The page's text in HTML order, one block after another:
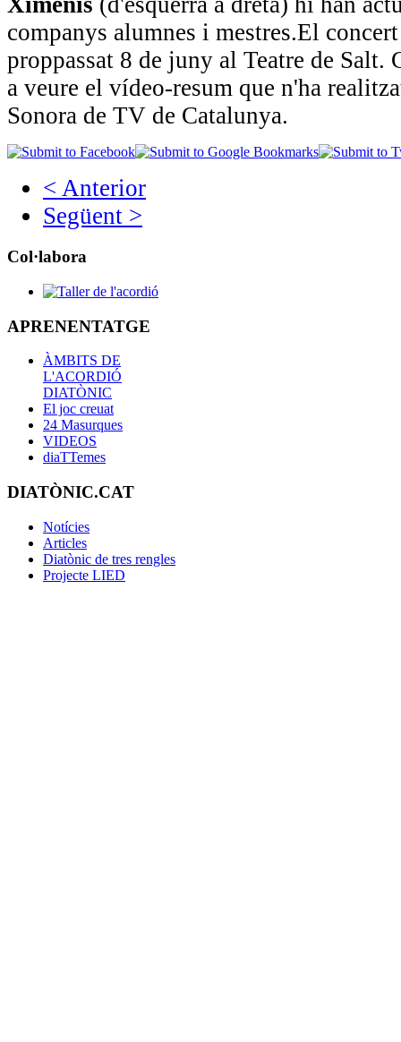
companys alumnes i mestres.El
proppassat 8 de juny al Teatre de Salt.
a veure el vídeo-resum que n'ha
Sonora de TV de Catalunya.
< Anterior
Següent >
Col·labora
APRENENTATGE
ÀMBITS DE
L'ACORDIÓ
DIATÒNIC
El joc creuat
24 Masurques
VIDEOS
diaTTemes
DIATÒNIC.CAT
Notícies
Articles
Diatònic de tres rengles
Projecte LIED